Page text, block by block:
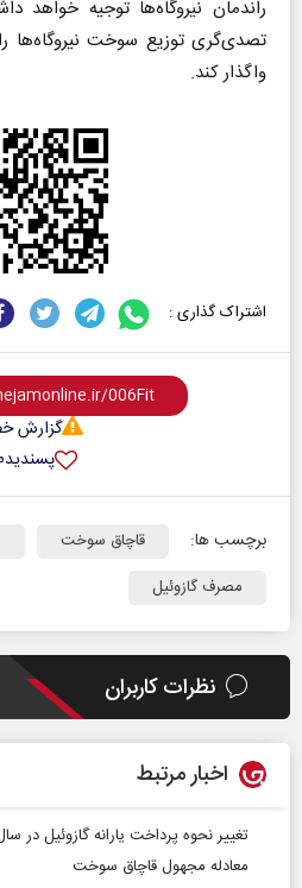
راندمان نیروگاه‌ها توجیه
تصدی‌گری توزیع سوخت
واگذار کند.
اشتراک گذاری :
گزارش
برچسب ها: قاچاق سوخت
مصرف گازوئیل
نظرات کاربران
اخبار مرتبط
تغییر نحوه پرداخت یارانه گازوئیل در سال
معادله مجهول قاچاق سوخت